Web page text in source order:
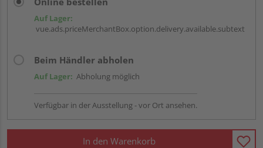
Auf Lager:
vue.ads.priceMerchantBox.option.delivery.available.subtext
Beim Händler abholen
Auf Lager: Abholung möglich
Verfügbar in der Ausstellung - vor Ort ansehen.
In den Warenkorb